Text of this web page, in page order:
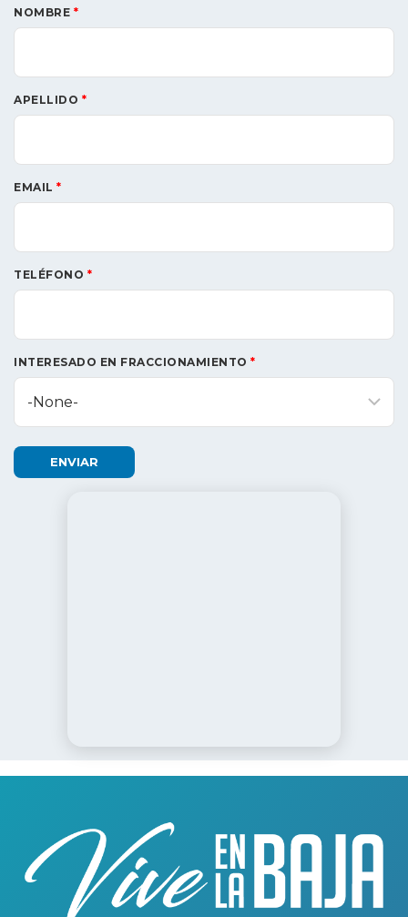
NOMBRE *
APELLIDO *
EMAIL *
TELÉFONO *
INTERESADO EN FRACCIONAMIENTO *